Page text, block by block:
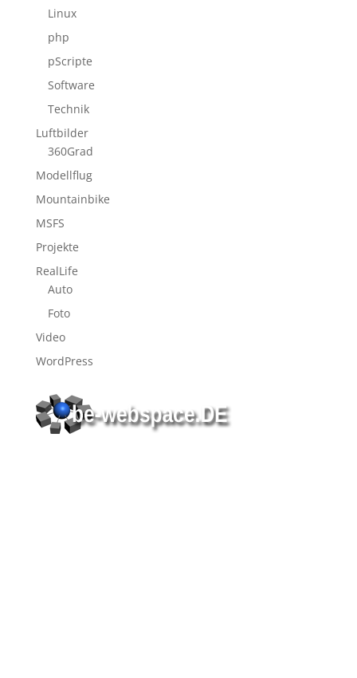
Linux
php
pScripte
Software
Technik
Luftbilder
360Grad
Modellflug
Mountainbike
MSFS
Projekte
RealLife
Auto
Foto
Video
WordPress